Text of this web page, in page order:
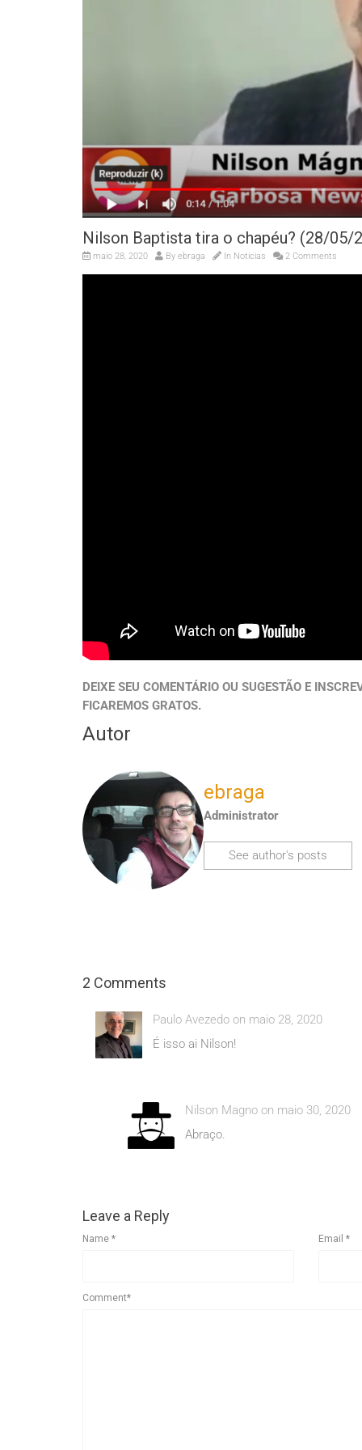
Nilson Baptista tira o chapéu? (28/05/
maio 28, 2020 By ebraga In Noticias 2 Comments
DEIXE SEU COMENTÁRIO OU SUGESTÃO E
FICAREMOS GRATOS.
Autor
ebraga
Administrator
See author's posts
2 Comments
Paulo Avezedo on maio 28, 2020
É isso ai Nilson!
Nilson Magno on maio 30, 2020
Abraço.
Leave a Reply
Name * Email*
Comment*